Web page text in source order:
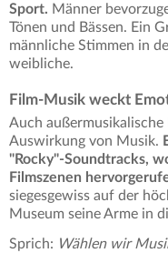
Sport. Männer
Tönen und Bässen. Ein
männliche Stimmen in
weibliche.
Film-Musik weckt
Auch
Auswirkung von Musik.
"Rocky"-Soundtracks,
Filmszenen
siegesgewiss auf der
Museum seine Arme in
Sprich: Wählen wir